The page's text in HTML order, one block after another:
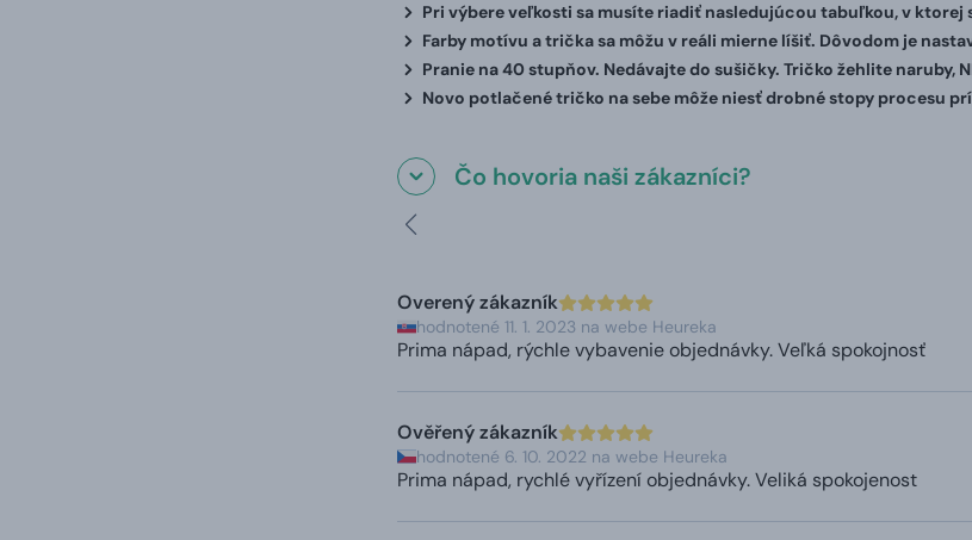
Pri výbere veľkosti sa musíte riadiť nasledujúcou tabuľkou, v ktorej
Farby motívu a trička sa môžu v reáli mierne líšiť. Dôvodom je
Pranie na 40 stupňov. Nedávajte do sušičky. Tričko žehlite naruby,
Novo potlačené tričko na sebe môže niesť drobné stopy procesu
Čo hovoria naši zákazníci?
Overený zákazník
hodnotené 11. 1. 2023 na webe Heureka
Prima nápad, rýchle vybavenie objednávky. Veľká spokojnosť
Ověřený zákazník
hodnotené 6. 10. 2022 na webe Heureka
Prima nápad, rychlé vyřízení objednávky. Veliká spokojenost